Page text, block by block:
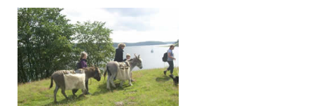
"Spielfalt" - Inklusion auf pädagogisch betreuten
Spielplätzen
Spielen und Sprechen
Kinder sind unsere Zukunft